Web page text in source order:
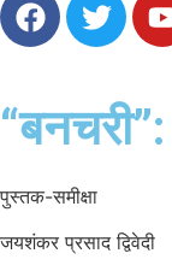
पुस्तक-समीक्षा
जयशंकर प्रसाद द्विवेदी